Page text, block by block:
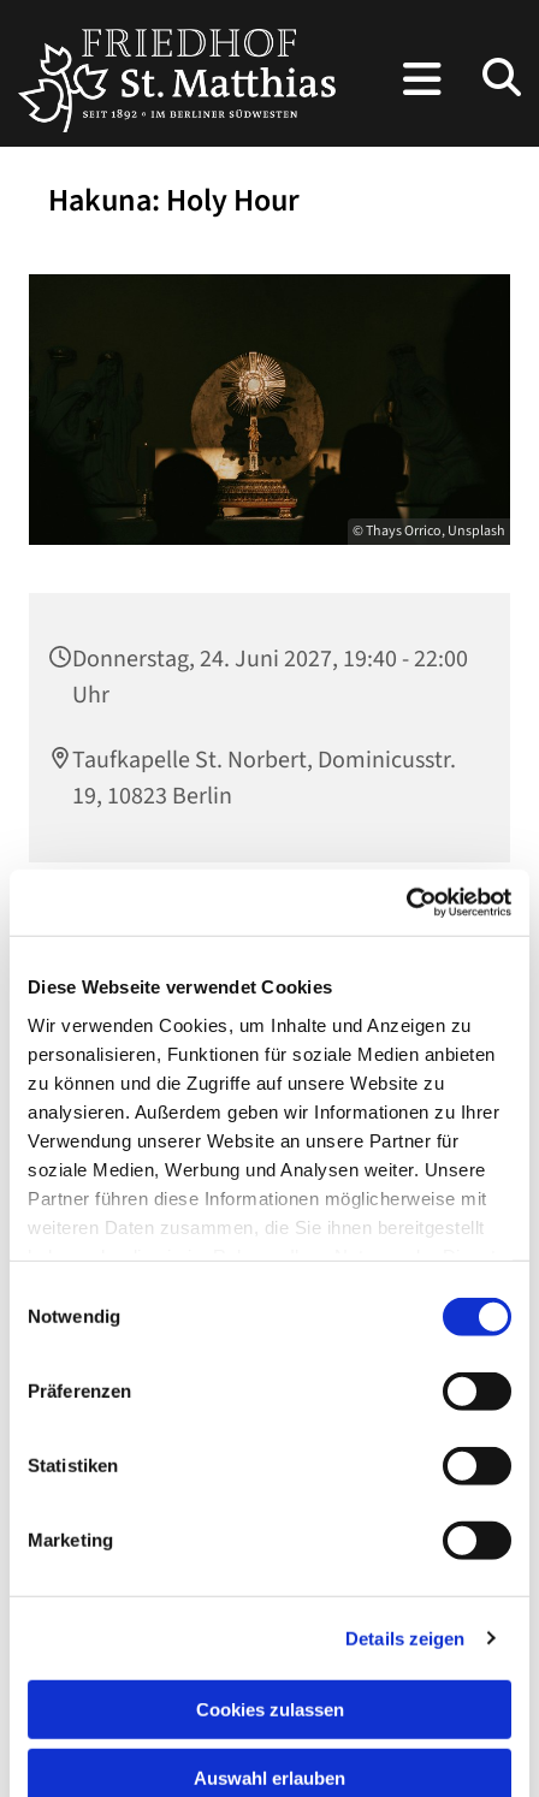
Diese Webseite verwendet Cookies
Wir verwenden Cookies, um Inhalte und Anzeigen zu
personalisieren, Funktionen für soziale Medien anbieten
zu können und die Zugriffe auf unsere Website zu
analysieren. Außerdem geben wir Informationen zu Ihrer
Verwendung unserer Website an unsere Partner für
soziale Medien, Werbung und Analysen weiter. Unsere
Partner führen diese Informationen möglicherweise mit
weiteren Daten zusammen, die Sie ihnen bereitgestellt
Notwendig
Präferenzen
Statistiken
Marketing
Details zeigen
Cookies zulassen
Auswahl erlauben
Hakuna: Holy Hour
© Thays Orrico, Unsplash
Donnerstag, 24. Juni 2027, 19:40 - 22:00
Uhr
Taufkapelle St. Norbert, Dominicusstr.
19, 10823 Berlin
Valentina Barreto (+49 176 24415102)
Website von Hakuna
Dies könnte Sie auch
interessieren